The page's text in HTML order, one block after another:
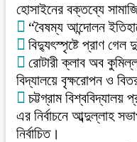
হোসাইনের বক্তব্যে
“বৈষম্য আন্দোলন
বিদ্যুৎস্পৃষ্টে প্রাণ গেল
রোটারী ক্লাব অব
বিদ্যালয়ে বৃক্ষরোপন ও
চট্টগ্রাম বিশ্ববিদ্যালয়
এর নির্বাচনে আব্দুল্লাহ
নির্বাচিত।